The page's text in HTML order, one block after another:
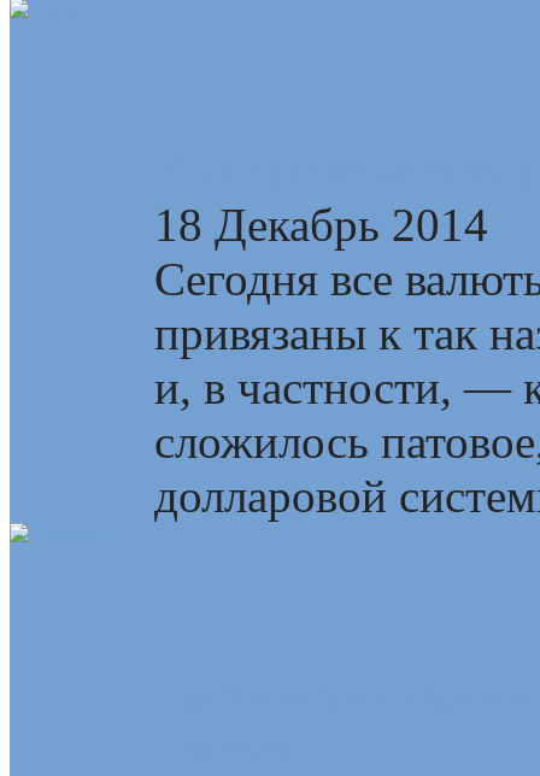
18 Декабрь 2014
Сегодня все
привязаны к так
и, в частности,
сложилось
долларовой